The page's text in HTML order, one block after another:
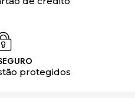
protegidos